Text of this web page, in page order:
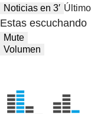
Noticias en 3′
Estas escuchando
Mute
Volumen